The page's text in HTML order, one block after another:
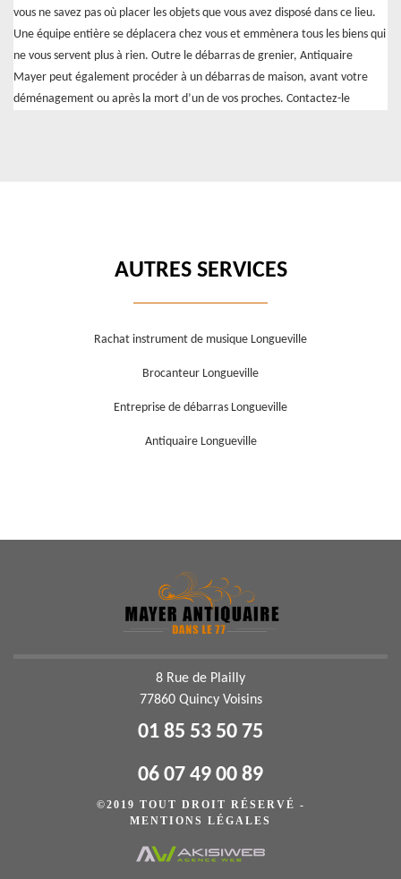
vous ne savez pas où placer les objets que vous avez disposé dans ce lieu.
Une équipe entière se déplacera chez vous et emmènera tous les biens qui
ne vous servent plus à rien. Outre le débarras de grenier, Antiquaire
Mayer peut également procéder à un débarras de maison, avant votre
déménagement ou après la mort d’un de vos proches. Contactez-le
AUTRES SERVICES
Rachat instrument de musique Longueville
Brocanteur Longueville
Entreprise de débarras Longueville
Antiquaire Longueville
8 Rue de Plailly
77860 Quincy Voisins
01 85 53 50 75
06 07 49 00 89
©2019 TOUT DROIT RÉSERVÉ -
MENTIONS LÉGALES